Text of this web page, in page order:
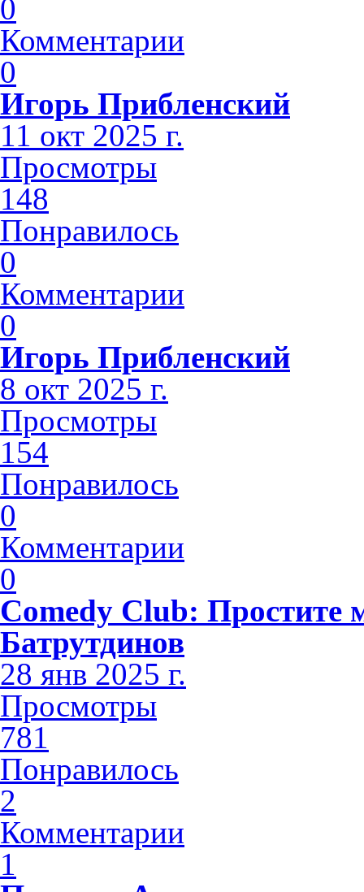
0
Комментарии
0
Игорь Прибленский
11 окт 2025 г.
Просмотры
148
Понравилось
0
Комментарии
0
Игорь Прибленский
8 окт 2025 г.
Просмотры
154
Понравилось
0
Комментарии
0
Comedy Club:
Батрутдинов
28 янв 2025 г.
Просмотры
781
Понравилось
2
Комментарии
1